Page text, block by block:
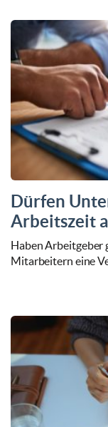
Dürfen
Arbeitszeit
Haben Arbeitgeber
Mitarbeitern eine